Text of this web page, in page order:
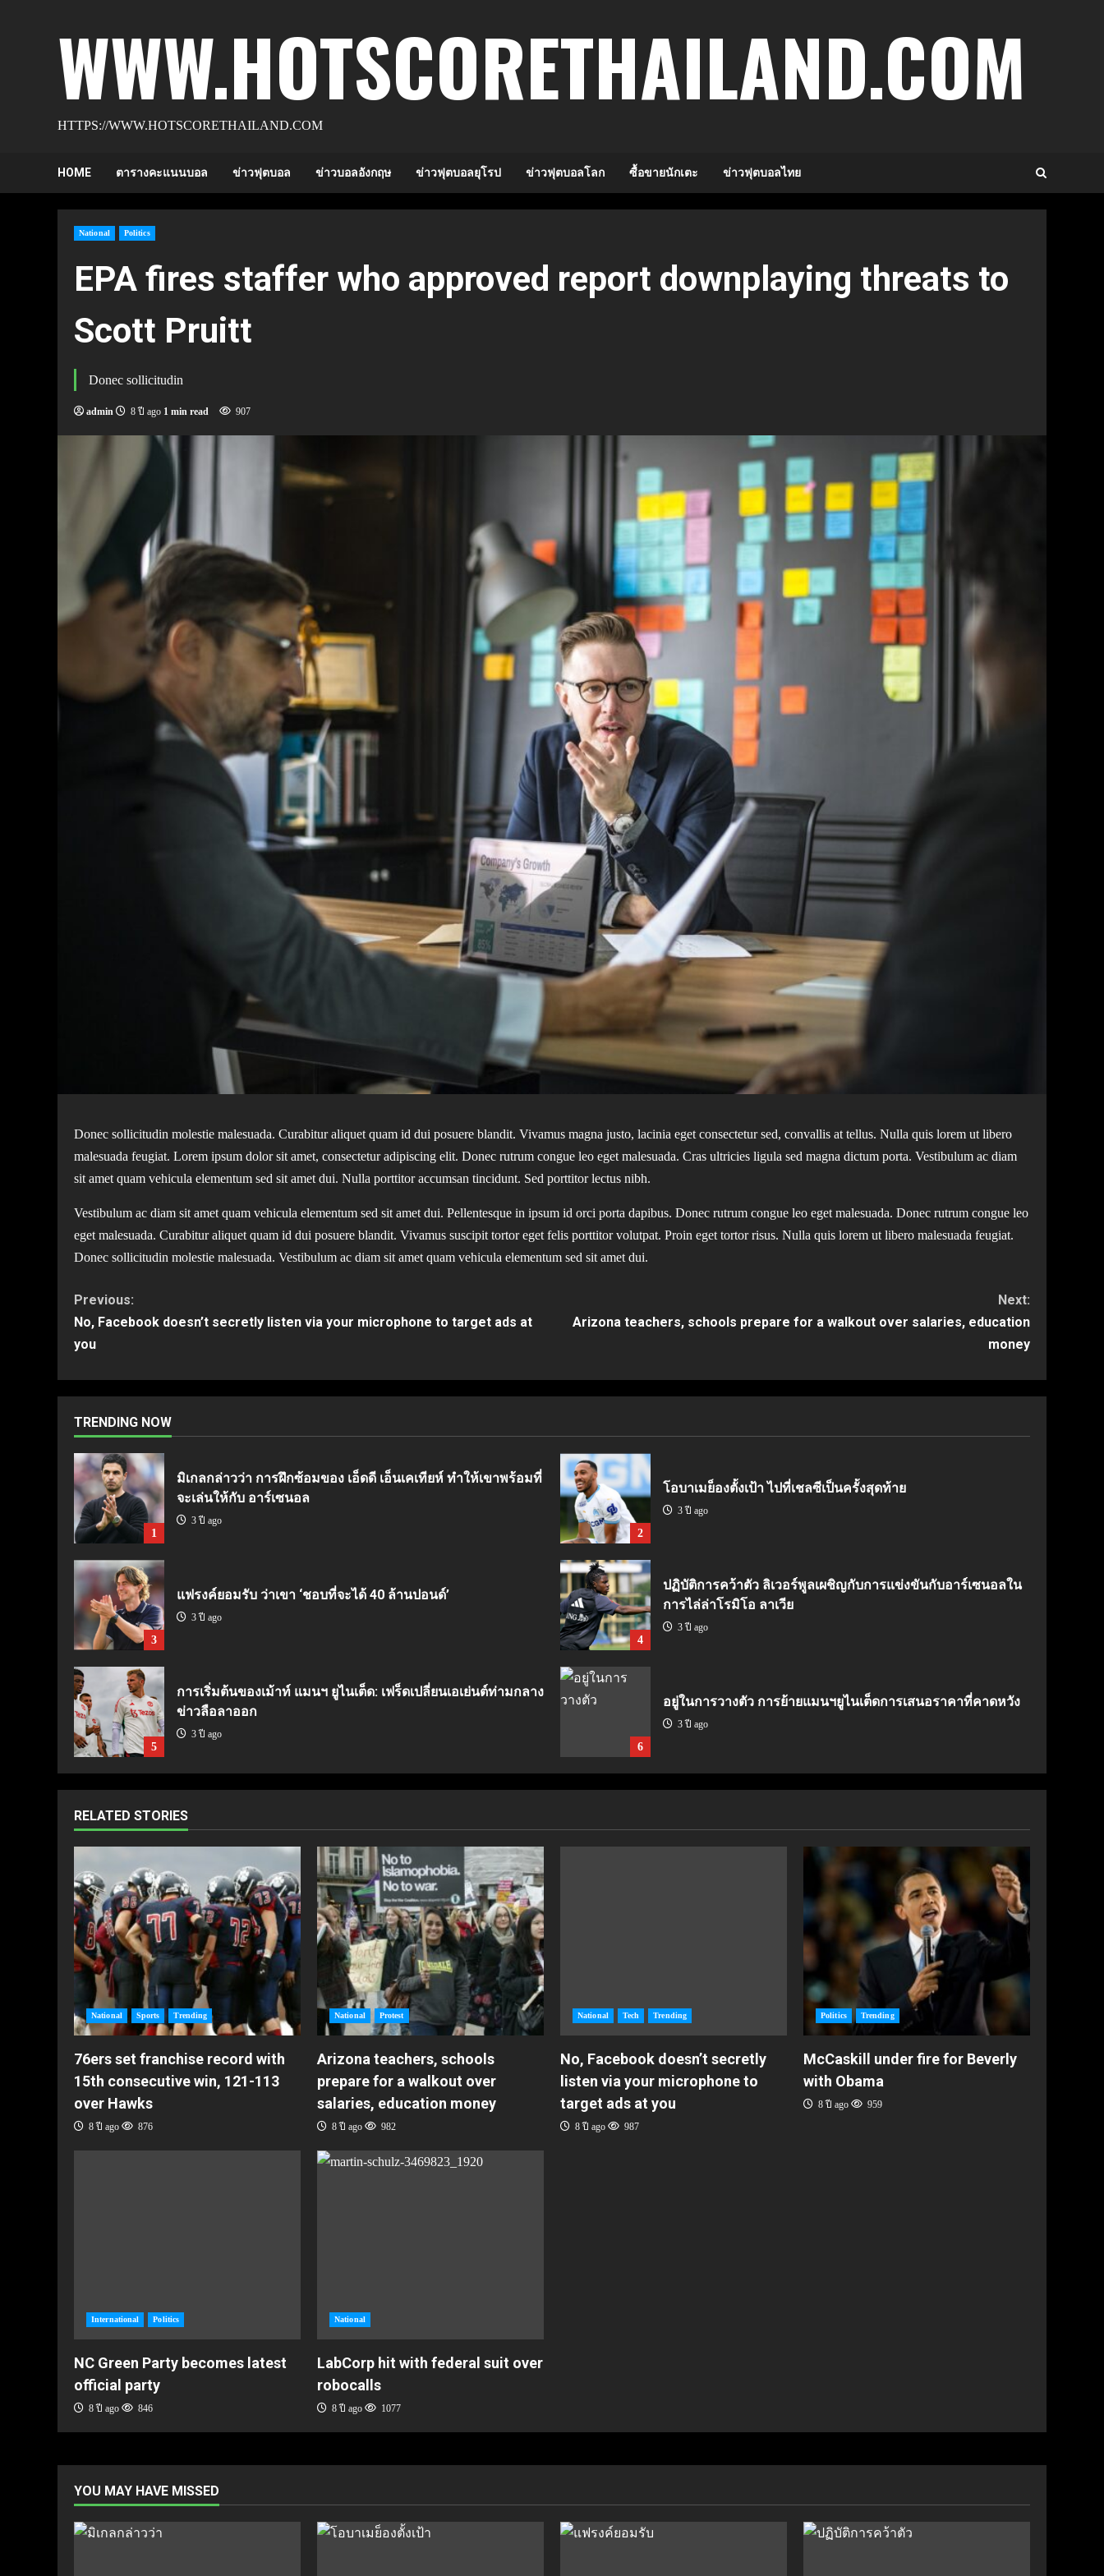
WWW.HOTSCORETHAILAND.COM
HTTPS://WWW.HOTSCORETHAILAND.COM
HOME ตารางคะแนนบอล ข่าวฟุตบอล ข่าวบอลอังกฤษ ข่าวฟุตบอลยุโรป ข่าวฟุตบอลโลก ซื้อขายนักเตะ ข่าวฟุตบอลไทย
National Politics
EPA fires staffer who approved report downplaying threats to
Scott Pruitt
Donec sollicitudin
admin 8 ปี ago 1 min read 907
Donec sollicitudin molestie malesuada. Curabitur aliquet quam id dui posuere blandit. Vivamus magna justo, lacinia eget consectetur sed, convallis at tellus. Nulla quis lorem ut libero
malesuada feugiat. Lorem ipsum dolor sit amet, consectetur adipiscing elit. Donec rutrum congue leo eget malesuada. Cras ultricies ligula sed magna dictum porta. Vestibulum ac diam
sit amet quam vehicula elementum sed sit amet dui. Nulla porttitor accumsan tincidunt. Sed porttitor lectus nibh.
Vestibulum ac diam sit amet quam vehicula elementum sed sit amet dui. Pellentesque in ipsum id orci porta dapibus. Donec rutrum congue leo eget malesuada. Donec rutrum congue leo
eget malesuada. Curabitur aliquet quam id dui posuere blandit. Vivamus suscipit tortor eget felis porttitor volutpat. Proin eget tortor risus. Nulla quis lorem ut libero malesuada feugiat.
Donec sollicitudin molestie malesuada. Vestibulum ac diam sit amet quam vehicula elementum sed sit amet dui.
Continue
Reading
Previous:
No, Facebook doesn’t secretly listen via your microphone to target ads at
you
Next:
Arizona teachers, schools prepare for a walkout over salaries, education
money
TRENDING NOW
1
มิเกลกล่าวว่า การฝึกซ้อมของ เอ็ดดี เอ็นเคเทียห์ ทำให้เขาพร้อมที่
จะเล่นให้กับ อาร์เซนอล
3 ปี ago
2
โอบาเมย็องตั้งเป้า ไปที่เชลซีเป็นครั้งสุดท้าย
3 ปี ago
3
แฟรงค์ยอมรับ ว่าเขา ‘ชอบที่จะได้ 40 ล้านปอนด์’
3 ปี ago
4
ปฏิบัติการคว้าตัว ลิเวอร์พูลเผชิญกับการแข่งขันกับอาร์เซนอลใน
การไล่ล่าโรมิโอ ลาเวีย
3 ปี ago
5
การเริ่มต้นของเม้าท์ แมนฯ ยูไนเต็ด: เฟร็ดเปลี่ยนเอเย่นต์ท่ามกลาง
ข่าวลือลาออก
3 ปี ago
6
อยู่ในการวางตัว การย้ายแมนฯยูไนเต็ดการเสนอราคาที่คาดหวัง
3 ปี ago
RELATED STORIES
National Sports Trending
76ers set franchise record with
15th consecutive win, 121-113
over Hawks
8 ปี ago 876
National Protest
Arizona teachers, schools
prepare for a walkout over
salaries, education money
8 ปี ago 982
National Tech Trending
No, Facebook doesn’t secretly
listen via your microphone to
target ads at you
8 ปี ago 987
Politics Trending
McCaskill under fire for Beverly
with Obama
8 ปี ago 959
International Politics
NC Green Party becomes latest
official party
8 ปี ago 846
National
LabCorp hit with federal suit over
robocalls
8 ปี ago 1077
YOU MAY HAVE MISSED